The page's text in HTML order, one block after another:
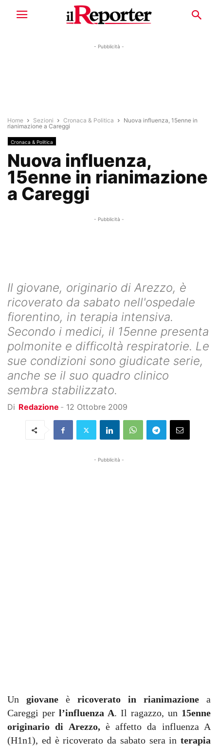
- Pubblicità -
Home Sezioni Cronaca & Politica
Nuova influenza, 15enne in
rianimazione a Careggi
Cronaca & Politica
Nuova influenza,
15enne in rianimazione
a Careggi
- Pubblicità -
Il giovane, originario di Arezzo, è
ricoverato da sabato nell'ospedale
fiorentino, in terapia intensiva.
Secondo i medici, il 15enne presenta
polmonite e difficoltà respiratorie. Le
sue condizioni sono giudicate serie,
anche se il suo quadro clinico
sembra stabilizzato.
Di Redazione - 12 Ottobre 2009
- Pubblicità -
Un giovane è ricoverato in rianimazione a
Careggi per l’influenza A. Il ragazzo, un 15enne
originario di Arezzo,è affetto da influenza A
(H1n1), ed è ricoverato da sabato sera in terapia